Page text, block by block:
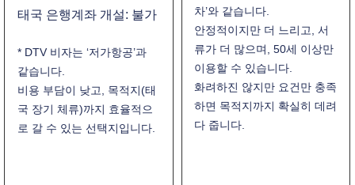
태국 은행계좌 개설: 불가
* DTV 비자는 ‘저가항공’과
같습니다.
비용 부담이 낮고, 목적지(태
국 장기 체류)까지 효율적으
로 갈 수 있는 선택지입니다.
차’와 같습니다.
안정적이지만 더 느리고, 서
류가 더 많으며, 50세 이상만
이용할 수 있습니다.
화려하진 않지만 요건만 충족
하면 목적지까지 확실히 데려
다 줍니다.